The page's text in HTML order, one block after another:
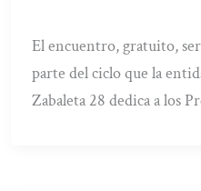
El encuentro, gratuito,
parte del ciclo que la
Zabaleta 28 dedica a los